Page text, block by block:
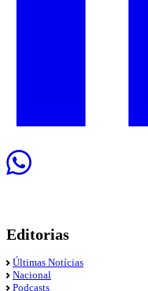
Editorias
Últimas Notícias
Nacional
Podcasts